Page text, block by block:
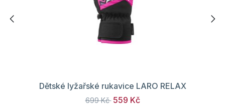
Dětské lyžařské rukavice LARO RELAX
699 Kč 559 Kč